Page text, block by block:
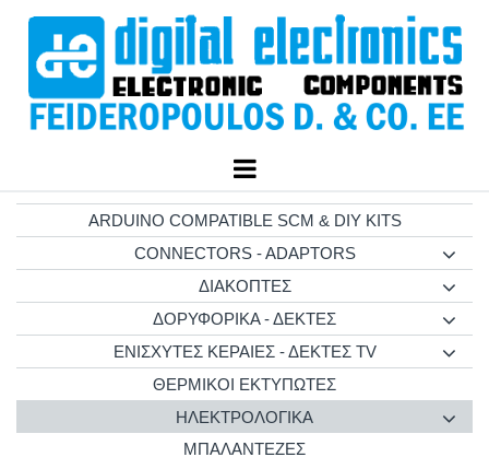
ARDUINO COMPATIBLE SCM & DIY KITS
CONNECTORS - ADAPTORS
ΔΙΑΚΟΠΤΕΣ
ΔΟΡΥΦΟΡΙΚΑ - ΔΕΚΤΕΣ
ΕΝΙΣΧΥΤΕΣ ΚΕΡΑΙΕΣ - ΔΕΚΤΕΣ TV
ΘΕΡΜΙΚΟΙ ΕΚΤΥΠΩΤΕΣ
ΗΛΕΚΤΡΟΛΟΓΙΚΑ
ΜΠΑΛΑΝΤΕΖΕΣ